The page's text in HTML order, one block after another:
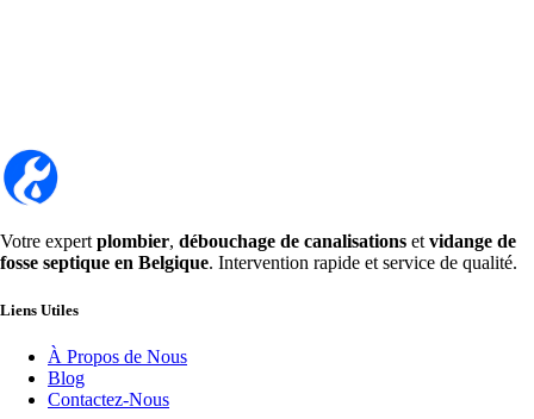
Votre expert plombier, débouchage de canalisations et vidange de
fosse septique en Belgique. Intervention rapide et service de qualité.
Liens Utiles
À Propos de Nous
Blog
Contactez-Nous